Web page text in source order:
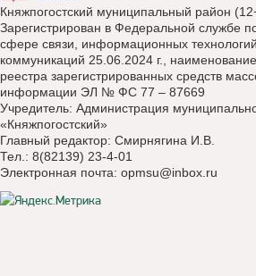
Княжпогостский муниципальный район
Зарегистрирован в Федеральной службе
сфере связи, информационных
коммуникаций 25.06.2024 г.,
реестра зарегистрированных средств
информации ЭЛ № ФС 77 – 87669
Учредитель: Администрация
«Княжпогостский»
Главный редактор: Смирнягина И.В.
Тел.: 8(82139) 23-4-01
Электронная почта: opmsu@inbox.ru